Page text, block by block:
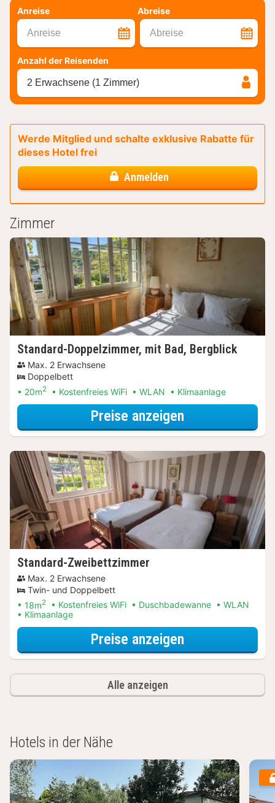
Anreise Abreise
Anreise Abreise
Anzahl der Reisenden
2 Erwachsene (1 Zimmer)
Werde Mitglied und schalte exklusive Rabatte für
dieses Hotel frei
Anmelden
Zimmer
Standard-Doppelzimmer, mit Bad, Bergblick
Max. 2 Erwachsene
Doppelbett
20m2 Kostenfreies WiFi WLAN Klimaanlage
Preise anzeigen
Standard-Zweibettzimmer
Max. 2 Erwachsene
Twin- und Doppelbett
18m2 Kostenfreies WiFi Duschbadewanne
WLAN
Klimaanlage
Preise anzeigen
Alle anzeigen
Hotels in der Nähe